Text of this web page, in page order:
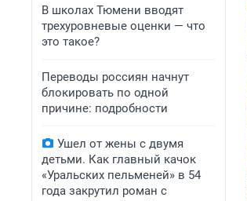
В школах Тюмени вводят
трехуровневые оценки — что
это такое?
Переводы россиян начнут
блокировать по одной
причине: подробности
Ушел от жены с двумя
детьми. Как главный качок
«Уральских пельменей» в 54
года закрутил роман с